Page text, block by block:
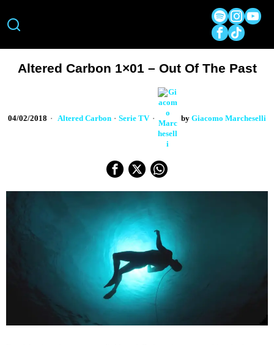
Altered Carbon 1×01 – Out Of The Past
04/02/2018 Altered Carbon · Serie TV by Giacomo Marcheselli